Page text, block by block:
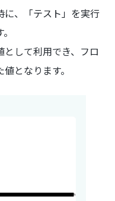
に、「テスト」を実行
して利用でき、フロ
となります。